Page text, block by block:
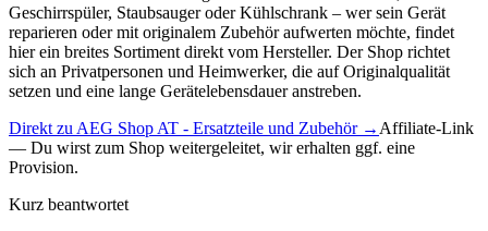
Geschirrspüler, Staubsauger oder Kühlschrank – wer sein Gerät
reparieren oder mit originalem Zubehör aufwerten möchte, findet
hier ein breites Sortiment direkt vom Hersteller. Der Shop richtet
sich an Privatpersonen und Heimwerker, die auf Originalqualität
setzen und eine lange Gerätelebensdauer anstreben.
Direkt zu AEG Shop AT - Ersatzteile und Zubehör → Affiliate-Link
— Du wirst zum Shop weitergeleitet, wir erhalten ggf. eine
Provision.
Kurz beantwortet